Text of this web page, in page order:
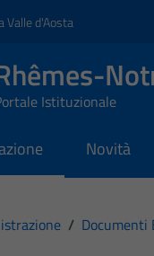
Valle d'Aosta
Istituzionale
Novità
/ Documenti